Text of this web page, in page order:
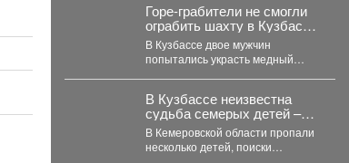
Горе-грабители не смогли
ограбить шахту в Кузбассе
из-за пустого бака
В Кузбассе двое мужчин
попытались украсть медный
В Кузбассе неизвестна
судьба семерых детей –
как сквозь землю
провалились
В Кемеровской области пропали
несколько детей, поиски